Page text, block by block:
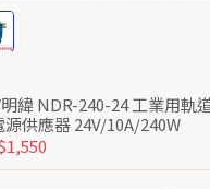
24 工業用軌道
式電源供應器 24V/10A/240W